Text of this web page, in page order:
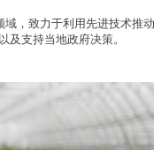
域，致力于利用先进技术推
及支持当地政府决策。